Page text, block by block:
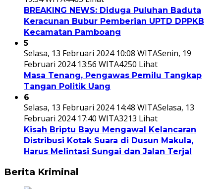
BREAKING NEWS: Diduga Puluhan Baduta
Keracunan Bubur Pemberian UPTD DPPKB
Kecamatan Pamboang
5
Selasa, 13 Februari 2024 10:08 WITASenin, 19
Februari 2024 13:56 WITA4250 Lihat
Masa Tenang, Pengawas Pemilu Tangkap
Tangan Politik Uang
6
Selasa, 13 Februari 2024 14:48 WITASelasa, 13
Februari 2024 17:40 WITA3213 Lihat
Kisah Briptu Bayu Mengawal Kelancaran
Distribusi Kotak Suara di Dusun Makula,
Harus Melintasi Sungai dan Jalan Terjal
Berita Kriminal